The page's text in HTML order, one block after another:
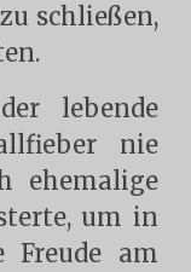
schließen,
lebende
nie
ehemalige
um in
Freude am